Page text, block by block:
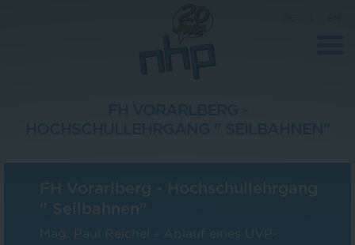
Mag. Paul Reichel - Ablauf eines UVP-